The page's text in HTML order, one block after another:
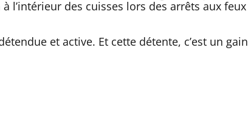
l’intérieur des cuisses lors des arrêts aux feux
et active. Et cette détente, c’est un gain